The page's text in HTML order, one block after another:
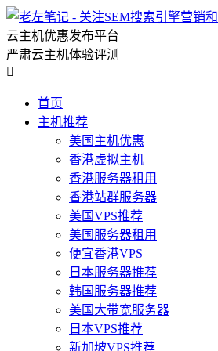
云主机优惠发布平台
严肃云主机体验评测

首页
主机推荐
美国主机优惠
香港虚拟主机
香港服务器租用
香港站群服务器
美国VPS推荐
美国服务器租用
便宜香港VPS
日本服务器推荐
韩国服务器推荐
美国大带宽服务器
日本VPS推荐
新加坡VPS推荐